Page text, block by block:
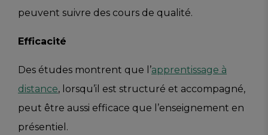
peuvent suivre des cours de qualité.
Efficacité
Des études montrent que l’apprentissage à
distance, lorsqu’il est structuré et accompagné,
peut être aussi efficace que l’enseignement en
présentiel.